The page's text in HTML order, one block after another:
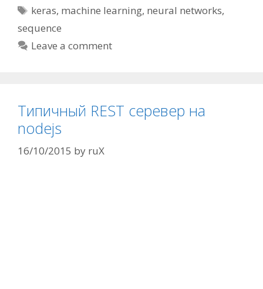
Tags
keras, machine learning, neural networks,
sequence
Leave a comment
Типичный REST серевер на
nodejs
16/10/2015 by ruX